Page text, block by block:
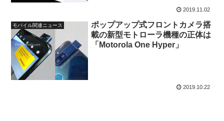
2019.11.02
モバイル関連ニュース
ポップアップ式フロントカメラ搭
載の新型モトローラ機種の正体は
「Motorola One Hyper」
2019.10.22